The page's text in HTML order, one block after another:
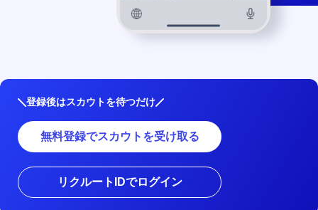
登録後はスカウトを待つだけ
無料登録でスカウトを受け取る
リクルートIDでログイン